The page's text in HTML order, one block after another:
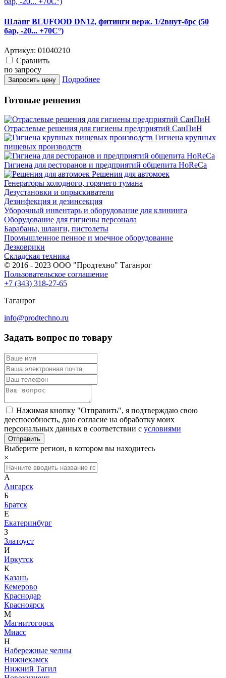
Шланг BLUFOOD DN12, фитинги нерж. 1/2внут-брс (50
бар, -20... +70С°)
Артикул: 01040210
Cравнить
по запросу
Запросить цену Подробнее
Готовые решения
Отраслевые решения для гигиены предприятий СанПиН
Гигиена крупных
пищевых производств
Гигиена для ресторанов и предприятий общепита HoReCa
Решения для автомоек
Генераторы холодного, горячего тумана
Дезустановки и опрыскиватели
Дезинфекция и дезинсекция
Уборочный инвентарь и оборудование для клининга
Оборудование для гигиены персонала
Барабаны, шланги, пистолеты
Промышленное пенное и моечное оборудование
Дезковрики
Складская техника
© 2016 - 2023 ООО "Продтехно" Таганрог
Пользовательское соглашение
+7 (343) 318-27-65
Таганрог
info@prodtechno.ru
Задать вопрос по товару
Нажимая кнопку "Отправить", я подтверждаю свою
дееспособность, даю согласие на обработку моих
персональных данных в соответствии с условиями
Выберите регион, в котором вы находитесь
×
А
Ангарск
Б
Братск
Е
Екатеринбург
З
Златоуст
И
Иркутск
К
Казань
Кемерово
Краснодар
Красноярск
М
Магнитогорск
Миасс
Н
Набережные челны
Нижнекамск
Нижний Тагил